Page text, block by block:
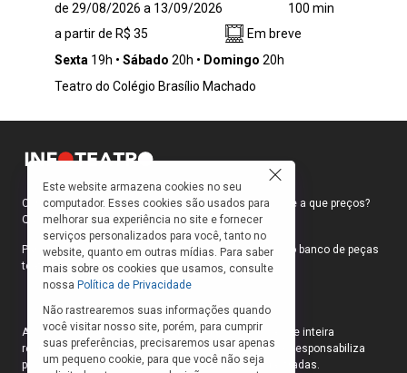
reunião extraordinária é convocada para
decidir o destino da humanidade. Inspirado na
obra do dramaturgo alemão Oskar Panizza,
que atravessa mais de um século desafiando
fé e liberdade.
de 29/08/2026 a 13/09/2026
100 min
a partir de R$ 35
Em breve
Sexta 19h Sábado 20h Domingo 20h
Teatro do Colégio Brasílio Machado
Como faço para ir ao teatro? Onde compro ingressos e a que preços?
Quais peças estão em cartaz?
Para responder a essas e outras perguntas, criamos o banco de peças
teatrais do INFOTEATRO.
As informações das peças cadastradas no site são de inteira
responsabilidade das produções. O Infoteatro não se responsabiliza
pela atualização das informações das peças cadastradas.
Este website armazena cookies no seu
computador. Esses cookies são usados para
melhorar sua experiência no site e fornecer
serviços personalizados para você, tanto no
website, quanto em outras mídias. Para saber
mais sobre os cookies que usamos, consulte
nossa Política de Privacidade
Não rastrearemos suas informações quando
você visitar nosso site, porém, para cumprir
suas preferências, precisaremos usar apenas
um pequeno cookie, para que você não seja